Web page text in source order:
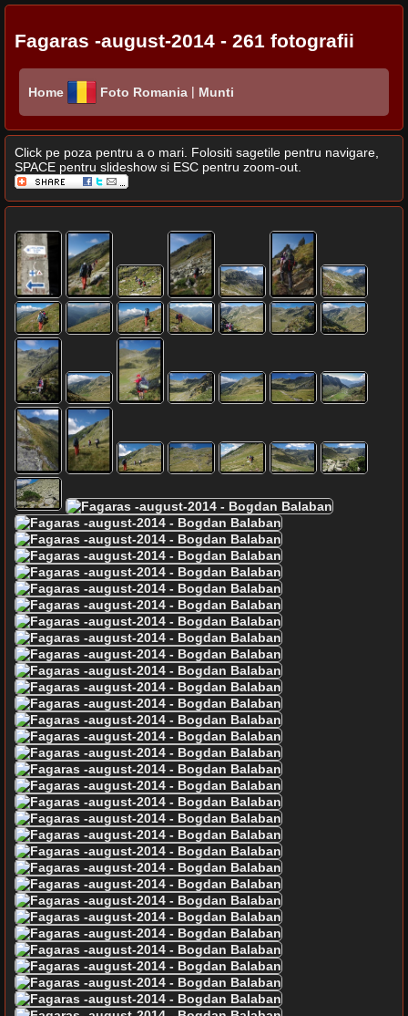
Fagaras -august-2014 - 261 fotografii
Home Foto Romania | Munti
Click pe poza pentru a o mari. Folositi sagetile pentru navigare,
SPACE pentru slideshow si ESC pentru zoom-out.